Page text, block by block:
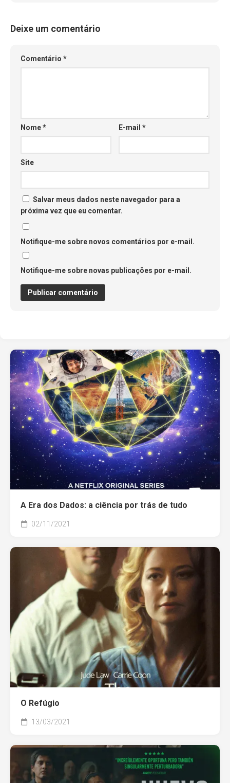
Deixe um comentário
Comentário *
Nome* E-mail*
Site
Salvar meus dados neste navegador para a
próxima vez que eu comentar.
Notifique-me sobre novos comentários por e-mail.
Notifique-me sobre novas publicações por e-mail.
A Era dos Dados: a ciência por trás de tudo
02/11/2021
O Refúgio
13/03/2021